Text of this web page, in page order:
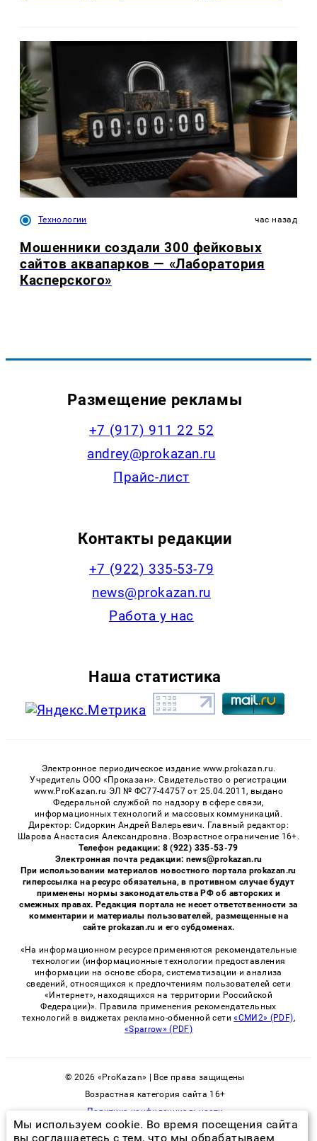
Технологии час назад
Мошенники создали 300 фейковых
сайтов аквапарков — «Лаборатория
Касперского»
Размещение рекламы
+7 (917) 911 22 52
andrey@prokazan.ru
Прайс-лист
Контакты редакции
+7 (922) 335-53-79
news@prokazan.ru
Работа у нас
Наша статистика
Электронное периодическое издание www.prokazan.ru.
Учредитель ООО «Проказан». Cвидетельство о регистрации
www.ProKazan.ru ЭЛ № ФС77-44757 от 25.04.2011, выдано
Федеральной службой по надзору в сфере связи,
информационных технологий и массовых коммуникаций.
Директор: Сидоркин Андрей Валерьевич. Главный редактор:
Шарова Анастасия Александровна. Возрастное ограничение 16+.
Телефон редакции: 8 (922) 335-53-79
Электронная почта редакции: news@prokazan.ru
При использовании материалов новостного портала prokazan.ru
гиперссылка на ресурс обязательна, в противном случае будут
применены нормы законодательства РФ об авторских и
смежных правах. Редакция портала не несет ответственности за
комментарии и материалы пользователей, размещенные на
сайте prokazan.ru и его субдоменах.
«На информационном ресурсе применяются рекомендательные
технологии (информационные технологии предоставления
информации на основе сбора, систематизации и анализа
сведений, относящихся к предпочтениям пользователей сети
«Интернет», находящихся на территории Российской
Федерации)». Правила применения рекомендательных
технологий в виджетах рекламно-обменной сети«СМИ2» (PDF),
«Sparrow» (PDF)
© 2026 «ProKazan» | Все права защищены
Возрастная категория сайта 16+
Политика конфиденциальности
Мы используем cookie. Во время посещения сайта
вы соглашаетесь с тем, что мы обрабатываем